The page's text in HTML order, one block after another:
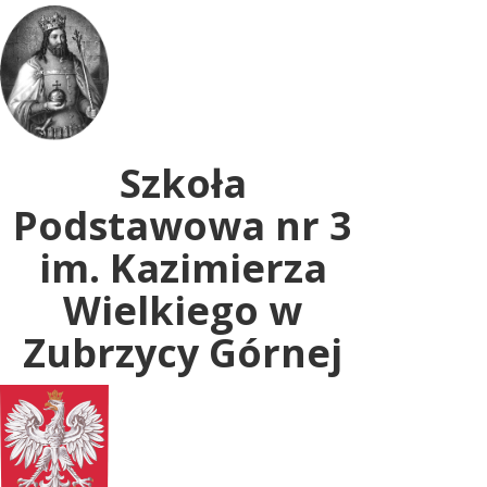
Uwaga:
ta
witryna
zawiera
system
dostępności.
Szkoła
Podstawowa nr 3
im. Kazimierza
Wielkiego w
Zubrzycy Górnej